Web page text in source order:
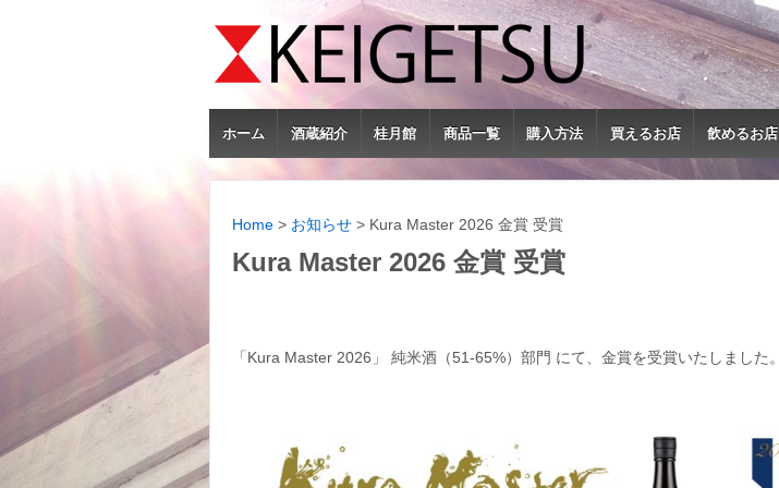
ホーム 酒蔵紹介 桂月館 商品一覧 購入方法 買えるお店 飲めるお店
Home > お知らせ > Kura Master 2026 金賞 受賞
Kura Master 2026 金賞 受賞
「Kura Master 2026」 純米酒（51-65%）部門 にて、金賞を受賞いたしました。